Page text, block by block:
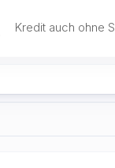
Kredit auch ohne